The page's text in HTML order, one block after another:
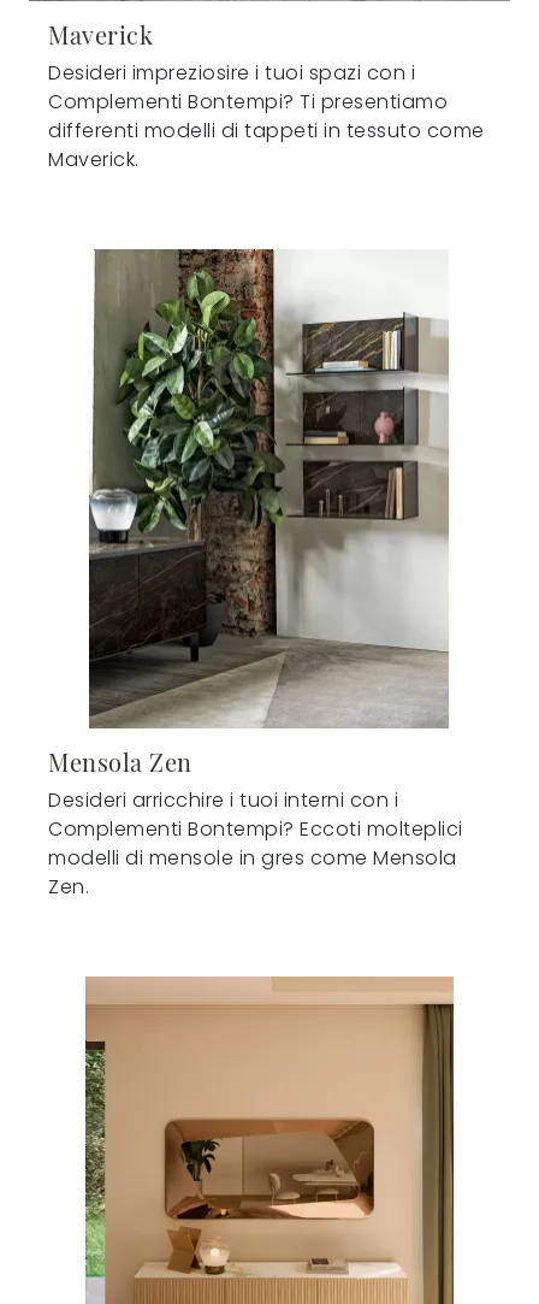
Maverick
Desideri impreziosire i tuoi spazi con i
Complementi Bontempi? Ti presentiamo
differenti modelli di tappeti in tessuto come
Maverick.
Mensola Zen
Desideri arricchire i tuoi interni con i
Complementi Bontempi? Eccoti molteplici
modelli di mensole in gres come Mensola
Zen.